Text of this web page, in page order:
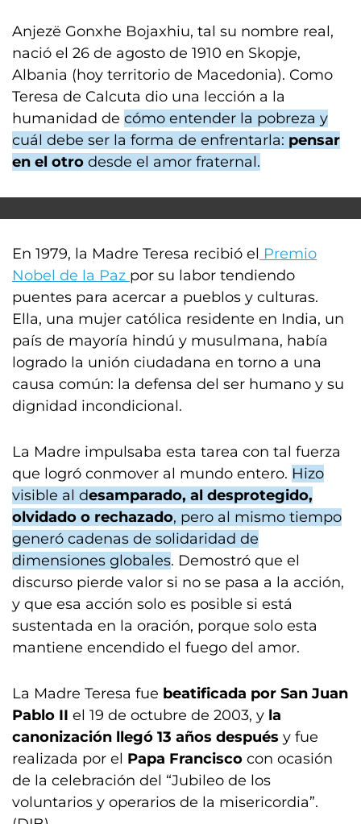
Anjezë Gonxhe Bojaxhiu, tal su nombre real,
nació el 26 de agosto de 1910 en Skopje,
Albania (hoy territorio de Macedonia). Como
Teresa de Calcuta dio una lección a la
humanidad de cómo entender la pobreza y
cuál debe ser la forma de enfrentarla: pensar
en el otro desde el amor fraternal.
En 1979, la Madre Teresa recibió el Premio
Nobel de la Paz por su labor tendiendo
puentes para acercar a pueblos y culturas.
Ella, una mujer católica residente en India, un
país de mayoría hindú y musulmana, había
logrado la unión ciudadana en torno a una
causa común: la defensa del ser humano y su
dignidad incondicional.
La Madre impulsaba esta tarea con tal fuerza
que logró conmover al mundo entero. Hizo
visible al desamparado, al desprotegido,
olvidado o rechazado, pero al mismo tiempo
generó cadenas de solidaridad de
dimensiones globales. Demostró que el
discurso pierde valor si no se pasa a la acción,
y que esa acción solo es posible si está
sustentada en la oración, porque solo esta
mantiene encendido el fuego del amor.
La Madre Teresa fue beatificada por San Juan
Pablo II el 19 de octubre de 2003, y la
canonización llegó 13 años después y fue
realizada por el Papa Francisco con ocasión
de la celebración del “Jubileo de los
voluntarios y operarios de la misericordia”.